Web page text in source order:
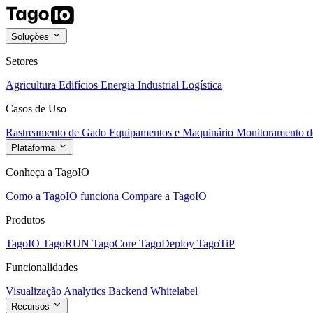
Soluções
Setores
Agricultura Edifícios Energia Industrial Logística
Casos de Uso
Rastreamento de Gado Equipamentos e Maquinário Monitoramento
Plataforma
Conheça a TagoIO
Como a TagoIO funciona Compare a TagoIO
Produtos
TagoIO TagoRUN TagoCore TagoDeploy TagoTiP
Funcionalidades
Visualização Analytics Backend Whitelabel
Recursos